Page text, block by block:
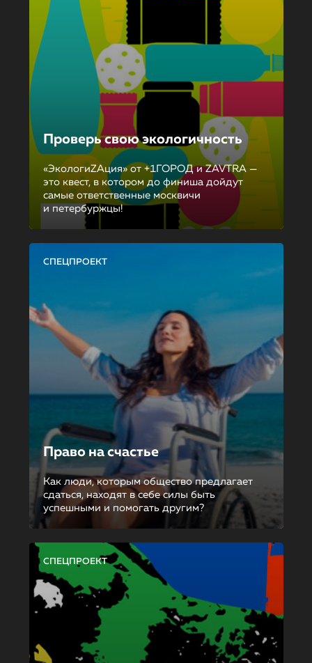
Проверь свою экологичность
«ЭкологиZAция» от +1ГОРОД и ZAVTRA —
это квест, в котором до финиша дойдут
самые ответственные москвичи
и петербуржцы!
СПЕЦПРОЕКТ
Право на счастье
Как люди, которым общество предлагает
сдаться, находят в себе силы быть
успешными и помогать другим?
СПЕЦПРОЕКТ